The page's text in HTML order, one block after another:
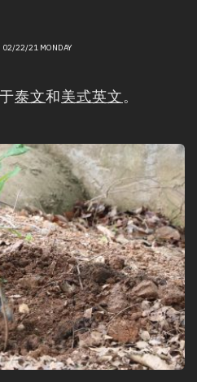
02/22/21 MONDAY
泰文和美式英文。